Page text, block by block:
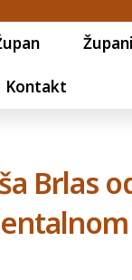
Kontakt
Brlas